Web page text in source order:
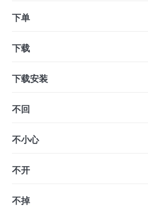
下单
下载
下载安装
不回
不小心
不开
不掉